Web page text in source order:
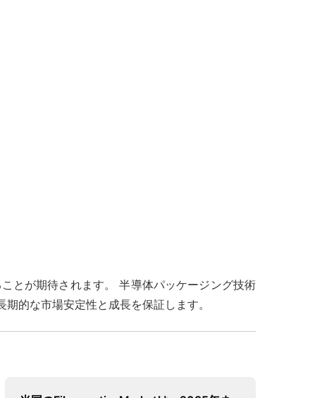
とが期待されます。 半導体パッケージング技術
的な市場安定性と成長を保証します。